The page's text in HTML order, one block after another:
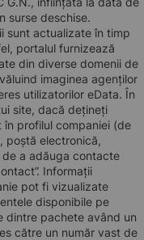
surse deschise.
sunt actualizate în timp
portalul furnizează
din diverse domenii de
imaginea agenților
utilizatorilor eData. În
site, dacă dețineți
profilul companiei (de
poștă electronică,
a adăuga contacte
Informații
pot fi vizualizate
disponibile pe
dintre pachete având un
către un număr vast de